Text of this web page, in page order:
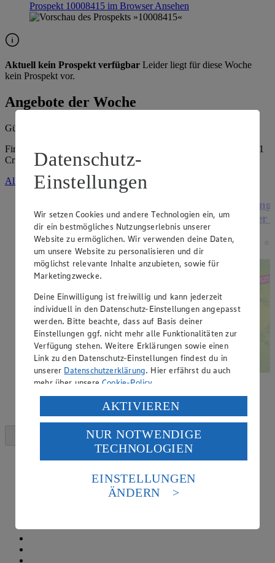
Prospekt 10008415 im BrowserAnsehen
Aktuell kein Prospekt verfügbar Leider liegt für diese Woche
kein Prospekt vor.
Angebote der Woche
Gültig vom
Firma: Lebensmittelmarkt Fiedler e.K., Werdauer Straße 32, 08451
Crimmitschau
Alle Angebote ansehen
Schreibwaren
Tagespreis
Tagespreis
der
Datenschutz-
Einstellungen
Wir setzen Cookies und andere Technologien ein, um
dir ein bestmögliches Nutzungserlebnis unserer
Website zu ermöglichen. Wir verwenden deine Daten,
um unsere Website zu personalisieren und dir
möglichst relevante Inhalte anzubieten, sowie für
Marketingzwecke.
Deine Einwilligung ist freiwillig und kann jederzeit
individuell in den Datenschutz-Einstellungen angepasst
werden. Bitte beachte, dass auf Basis deiner
Einstellungen ggf. nicht mehr alle Funktionalitäten zur
Verfügung stehen. Weitere Erklärungen sowie einen
Link zu den Datenschutz-Einstellungen findest du in
unserer Datenschutzerklärung. Hier erfährst du auch
mehr über unsereCookie-Policy.
Verarbeitung deiner personenbezogenen Daten in den
USA durch Facebook und YouTube:
Wenn du auf „Aktivieren“ klickst, willigst du im Sinne
des Art. 49 Abs. 1 Satz 1 lit. a) DSGVO ein, dass deine
Daten in den USA verarbeitet werden. Der EuGH sieht
die USA als Land mit einem nach europäischen
Standards nicht angemessenen Datenschutzniveau an.
Es besteht das Risiko eines Zugriffs durch US-
Informationen zum Herausgeber der Seite findest du
AKTIVIEREN
NUR NOTWENDIGE
TECHNOLOGIEN
EINSTELLUNGEN
ÄNDERN